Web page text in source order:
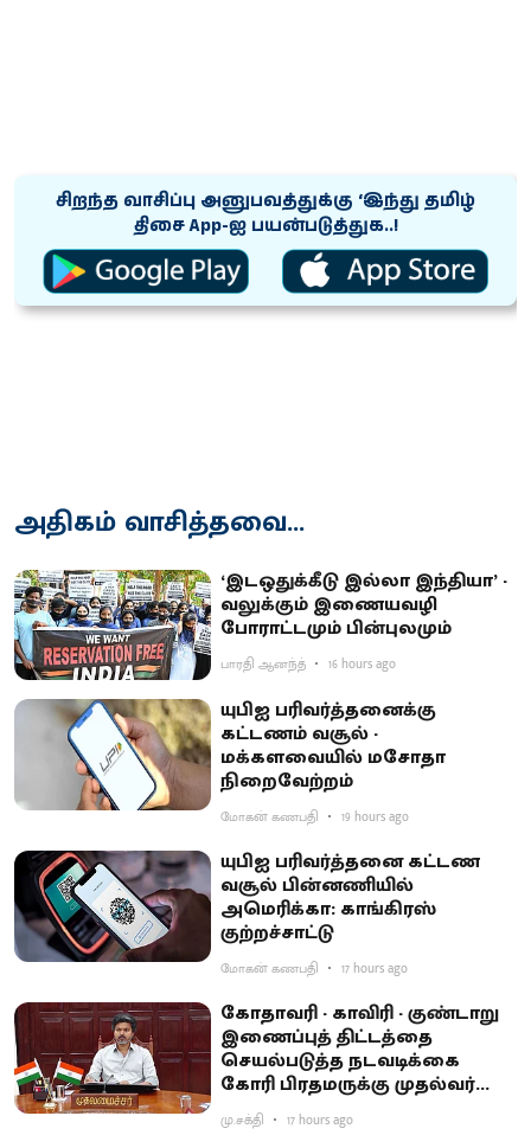
சிறந்த வாசிப்பு அனுபவத்துக்கு ‘இந்து தமிழ்
திசை App-ஐ பயன்படுத்துக..!
அதிகம் வாசித்தவை...
‘இடஒதுக்கீடு இல்லா இந்தியா’ -
வலுக்கும் இணையவழி
போராட்டமும் பின்புலமும்
பாரதி ஆனந்த் 16 hours ago
யுபிஐ பரிவர்த்தனைக்கு
கட்டணம் வசூல் -
மக்களவையில் மசோதா
நிறைவேற்றம்
மோகன் கணபதி 19 hours ago
யுபிஐ பரிவர்த்தனை கட்டண
வசூல் பின்னணியில்
அமெரிக்கா: காங்கிரஸ்
குற்றச்சாட்டு
மோகன் கணபதி 17 hours ago
கோதாவரி - காவிரி - குண்டாறு
இணைப்புத் திட்டத்தை
செயல்படுத்த நடவடிக்கை
கோரி பிரதமருக்கு முதல்வர்
விஜய் கடிதம்
மு.சக்தி 17 hours ago